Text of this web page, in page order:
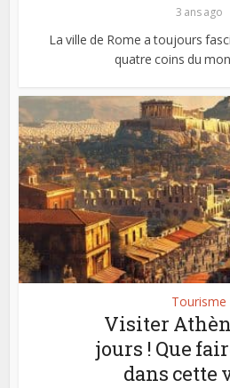
3 ans ago
La ville de Rome a toujours
quatre coins du
Tourisme
Visiter
jours ! Que
dans cette